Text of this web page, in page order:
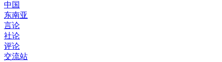
中国
东南亚
言论
社论
评论
交流站